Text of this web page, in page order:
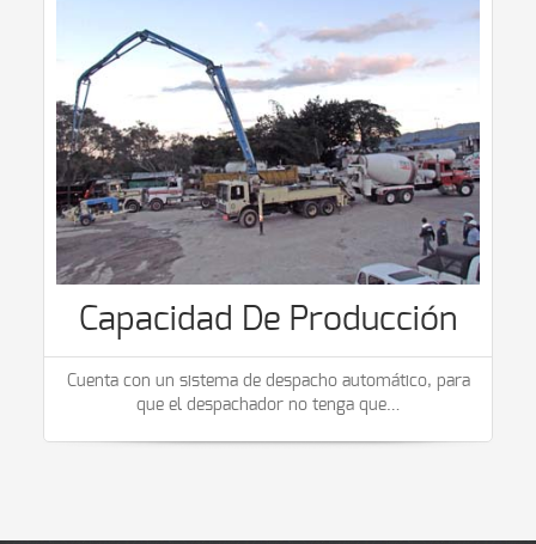
Capacidad De Producción
Cuenta con un sistema de despacho automático, para
que el despachador no tenga que…